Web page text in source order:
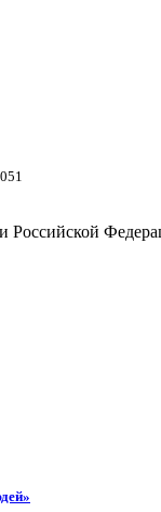
Российской